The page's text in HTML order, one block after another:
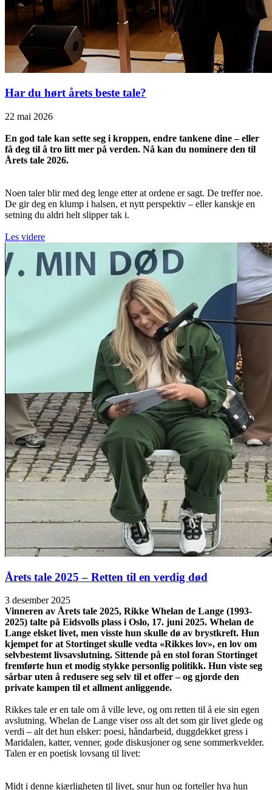
Har du hørt årets beste tale?
22 mai 2026
En god tale kan sette seg i kroppen, endre tankene dine – eller
få deg til å tro litt mer på verden. Nå kan du nominere den til
Årets tale 2026.
Noen taler blir med deg lenge etter at ordene er sagt. De treffer noe.
De gir deg en klump i halsen, et nytt perspektiv – eller kanskje en
setning du aldri helt slipper tak i.
Les videre
Årets tale 2025 – Retten til en verdig død
3 desember 2025
Vinneren av Årets tale 2025, Rikke Whelan de Lange (1993-
2025) talte på Eidsvolls plass i Oslo, 17. juni 2025. Whelan de
Lange elsket livet, men visste hun skulle dø av brystkreft. Hun
kjempet for at Stortinget skulle vedta «Rikkes lov», en lov om
selvbestemt livsavslutning. Sittende på en stol foran Stortinget
fremførte hun et modig stykke personlig politikk. Hun viste seg
sårbar uten å redusere seg selv til et offer – og gjorde den
private kampen til et allment anliggende.
Rikkes tale er en tale om å ville leve, og om retten til å eie sin egen
avslutning. Whelan de Lange viser oss alt det som gir livet glede og
verdi – alt det hun elsker: poesi, håndarbeid, duggdekket gress i
Maridalen, katter, venner, gode diskusjoner og sene sommerkvelder.
Talen er en poetisk lovsang til livet:
Midt i denne kjærligheten til livet, snur hun og forteller hva hun